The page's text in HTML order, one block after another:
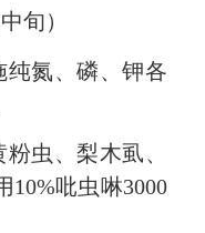
旬）
氮、磷、钾各
虫、梨木虱、
10%吡虫啉3000